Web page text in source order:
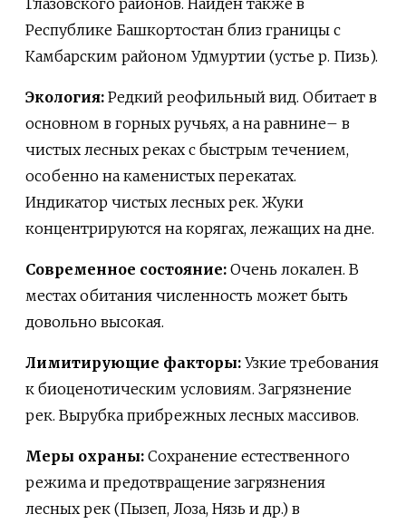
Республике Башкортостан близ границы с
Камбарским районом Удмуртии (устье р. Пизь).
Экология: Редкий реофильный вид. Обитает в
основном в горных ручьях, а на равнине– в
чистых лесных реках с быстрым течением,
особенно на каменистых перекатах.
Индикатор чистых лесных рек. Жуки
концентрируются на корягах, лежащих на дне.
Современное состояние: Очень локален. В
местах обитания численность может быть
довольно высокая.
Лимитирующие факторы: Узкие требования
к биоценотическим условиям. Загрязнение
рек. Вырубка прибрежных лесных массивов.
Меры охраны: Сохранение естественного
режима и предотвращение загрязнения
лесных рек (Пызеп, Лоза, Нязь и др.) в